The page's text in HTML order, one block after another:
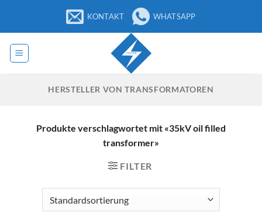
springen
KONTAKT WHATSAPP
HERSTELLER VON TRANSFORMATOREN
Produkte verschlagwortet mit «35kV oil filled
transformer»
FILTER